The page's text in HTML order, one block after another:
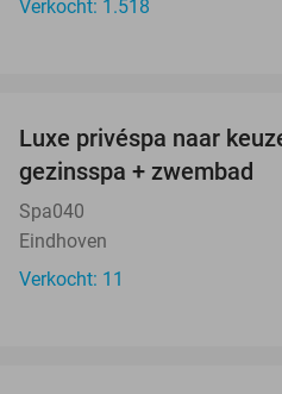
Verkocht: 1.518
Luxe privéspa naar
gezinsspa + zwembad
Spa040
Eindhoven
Verkocht: 11